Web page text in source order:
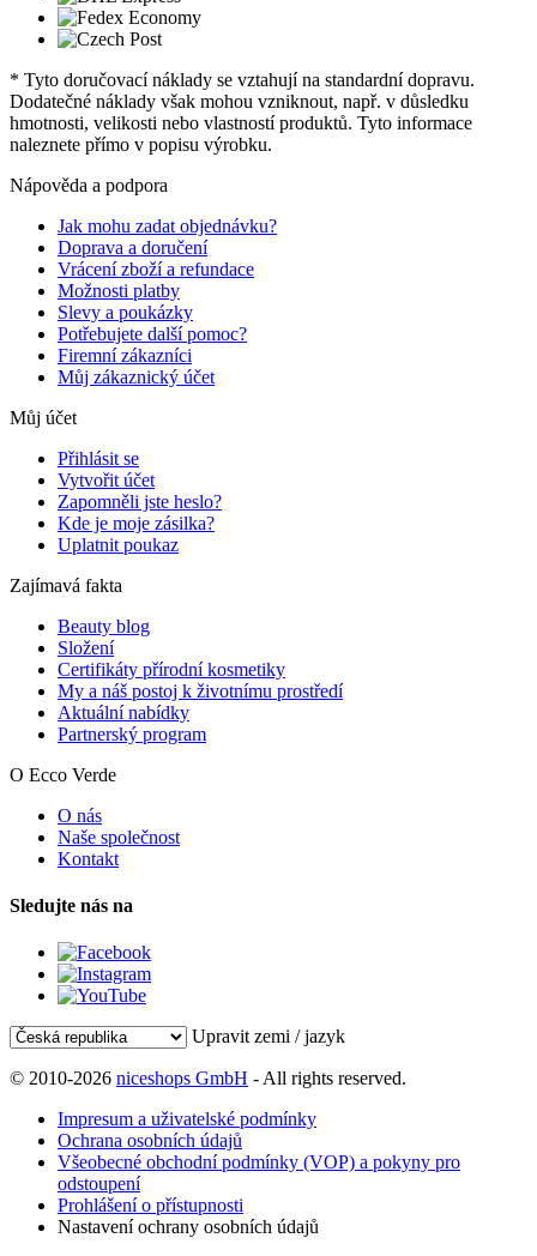
* Tyto doručovací náklady se vztahují na standardní dopravu.
Dodatečné náklady však mohou vzniknout, např. v důsledku
hmotnosti, velikosti nebo vlastností produktů. Tyto informace
naleznete přímo v popisu výrobku.
Nápověda a podpora
Jak mohu zadat objednávku?
Doprava a doručení
Vrácení zboží a refundace
Možnosti platby
Slevy a poukázky
Potřebujete další pomoc?
Firemní zákazníci
Můj zákaznický účet
Můj účet
Přihlásit se
Vytvořit účet
Zapomněli jste heslo?
Kde je moje zásilka?
Uplatnit poukaz
Zajímavá fakta
Beauty blog
Složení
Certifikáty přírodní kosmetiky
My a náš postoj k životnímu prostředí
Aktuální nabídky
Partnerský program
O Ecco Verde
O nás
Naše společnost
Kontakt
Sledujte nás na
Upravit zemi / jazyk
© 2010-2026 niceshops GmbH - All rights reserved.
Impresum a uživatelské podmínky
Ochrana osobních údajů
Všeobecné obchodní podmínky (VOP) a pokyny pro
odstoupení
Prohlášení o přístupnosti
Nastavení ochrany osobních údajů